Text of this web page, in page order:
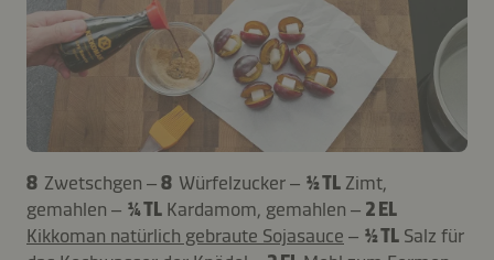
8 Zwetschgen –8 Würfelzucker – ½ TL Zimt,
gemahlen – ¼ TL Kardamom, gemahlen – 2 EL
Kikkoman natürlich gebraute Sojasauce – ½ TL Salz für